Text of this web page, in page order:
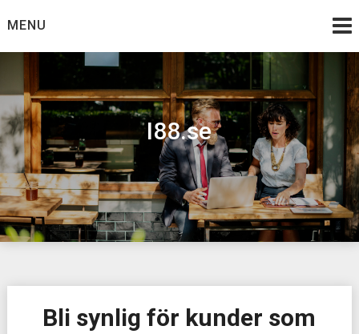
toMENU
I88.se
Bli synlig för kunder som